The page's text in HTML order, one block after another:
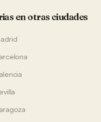
en otras ciudades